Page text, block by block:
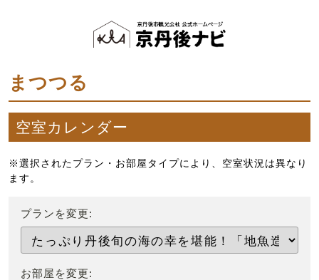
まつつる
空室カレンダー
※選択されたプラン・お部屋タイプにより、空室状況は異なり
ます。
プランを変更:
お部屋を変更: